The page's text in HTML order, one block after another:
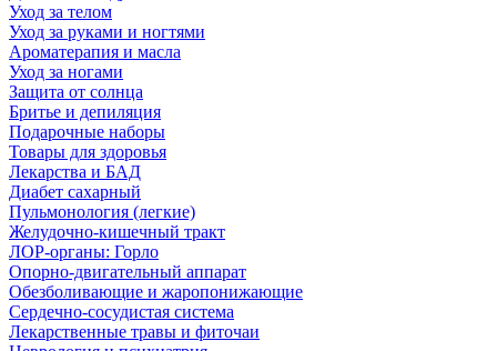
Уход за телом
Уход за руками и ногтями
Ароматерапия и масла
Уход за ногами
Защита от солнца
Бритье и депиляция
Подарочные наборы
Товары для здоровья
Лекарства и БАД
Диабет сахарный
Пульмонология (легкие)
Желудочно-кишечный тракт
ЛОР-органы: Горло
Опорно-двигательный аппарат
Обезболивающие и жаропонижающие
Сердечно-сосудистая система
Лекарственные травы и фиточаи